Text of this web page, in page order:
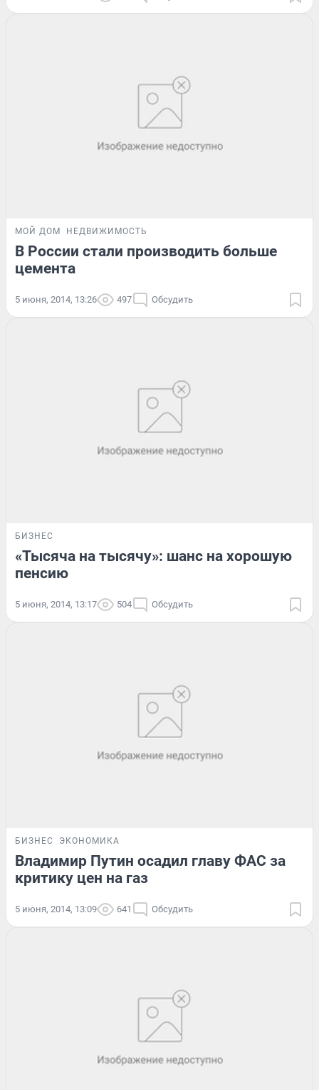
МОЙ ДОМ НЕДВИЖИМОСТЬ
В России стали производить больше
цемента
5 июня, 2014, 13:26 497 Обсудить
БИЗНЕС
«Тысяча на тысячу»: шанс на хорошую
пенсию
5 июня, 2014, 13:17 504 Обсудить
БИЗНЕС ЭКОНОМИКА
Владимир Путин осадил главу ФАС за
критику цен на газ
5 июня, 2014, 13:09 641 Обсудить